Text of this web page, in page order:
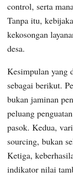
control, serta
Tanpa itu,
kekosongan
desa.
Kesimpulan yang
sebagai berikut.
bukan jaminan
peluang
pasok. Kedua,
sourcing, bukan
Ketiga,
indikator nilai